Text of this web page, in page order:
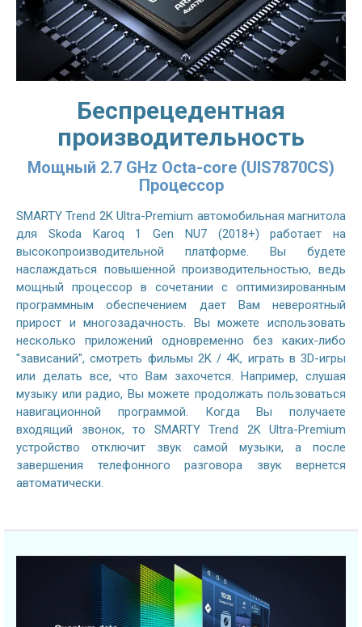
Беспрецедентная
производительность
Мощный 2.7 GHz Octa-core (UIS7870CS)
Процессор
SMARTY Trend 2K Ultra-Premium автомобильная магнитола
для Skoda Karoq 1 Gen NU7 (2018+) работает на
высокопроизводительной платформе. Вы будете
наслаждаться повышенной производительностью, ведь
мощный процессор в сочетании с оптимизированным
программным обеспечением дает Вам невероятный
прирост и многозадачность. Вы можете использовать
несколько приложений одновременно без каких-либо
"зависаний", смотреть фильмы 2K / 4K, играть в 3D-игры
или делать все, что Вам захочется. Например, слушая
музыку или радио, Вы можете продолжать пользоваться
навигационной программой. Когда Вы получаете
входящий звонок, то SMARTY Trend 2K Ultra-Premium
устройство отключит звук самой музыки, а после
завершения телефонного разговора звук вернется
автоматически.